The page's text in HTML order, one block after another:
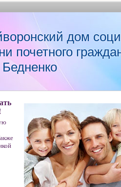
дом
почетного